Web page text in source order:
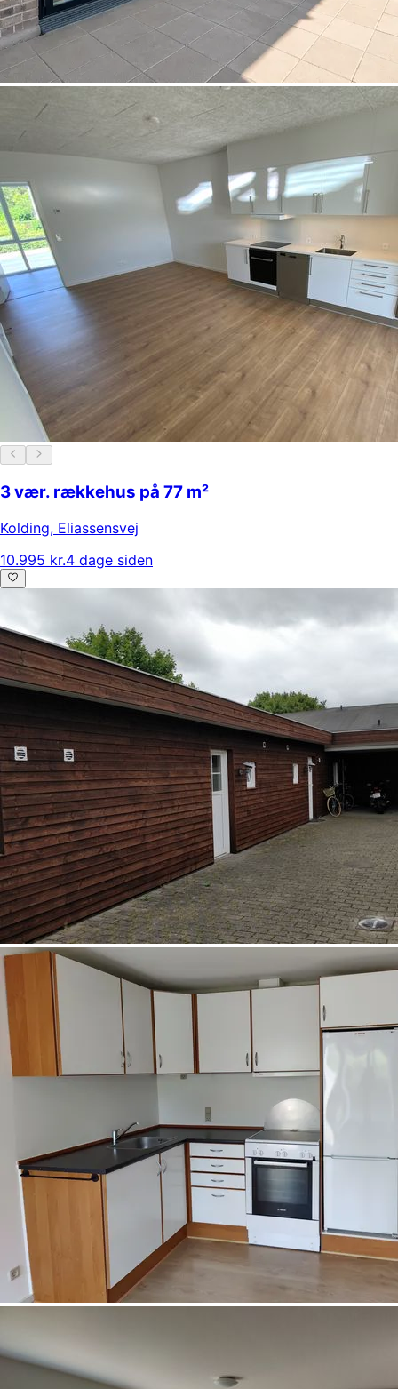
3 vær. rækkehus på 77 m²
Kolding, Eliassensvej
10.995 kr.4 dage siden